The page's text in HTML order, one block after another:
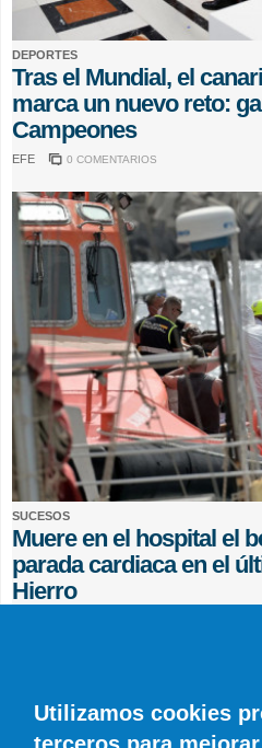
DEPORTES
Tras el Mundial, el
marca un nuevo reto:
Campeones
EFE 0 COMENTARIOS
SUCESOS
Muere en el hospital el
parada cardiaca en el
Hierro
Utilizamos cookies